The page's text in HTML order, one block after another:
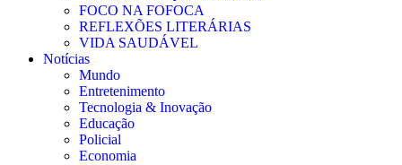
FOCO NA FOFOCA
REFLEXÕES LITERÁRIAS
VIDA SAUDÁVEL
Notícias
Mundo
Entretenimento
Tecnologia & Inovação
Educação
Policial
Economia